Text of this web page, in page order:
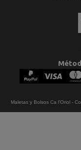
Maletas y Bolsos Ca l'Oriol-